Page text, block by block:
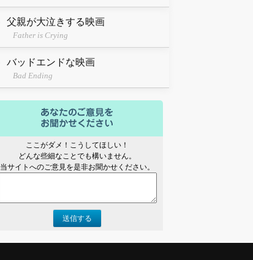
父親が大泣きする映画
Father is Crying
バッドエンドな映画
Bad Ending
ここがダメ！こうしてほしい！
どんな些細なことでも構いません。
当サイトへのご意見を是非お聞かせください。
送信する